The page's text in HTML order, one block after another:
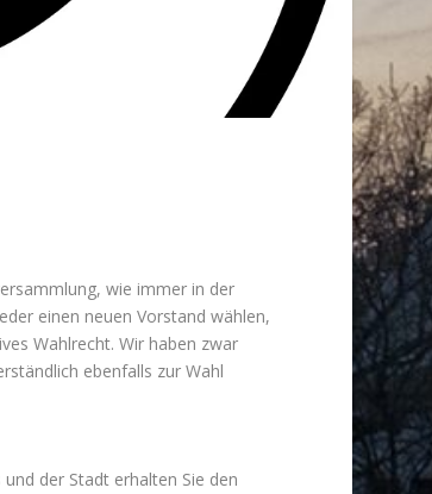
wie immer in der
einen neuen Vorstand wählen,
Wahlrecht. Wir haben zwar
ebenfalls zur Wahl
der Stadt erhalten Sie den